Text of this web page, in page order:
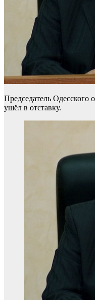
Председатель Одесского
ушёл в отставку.